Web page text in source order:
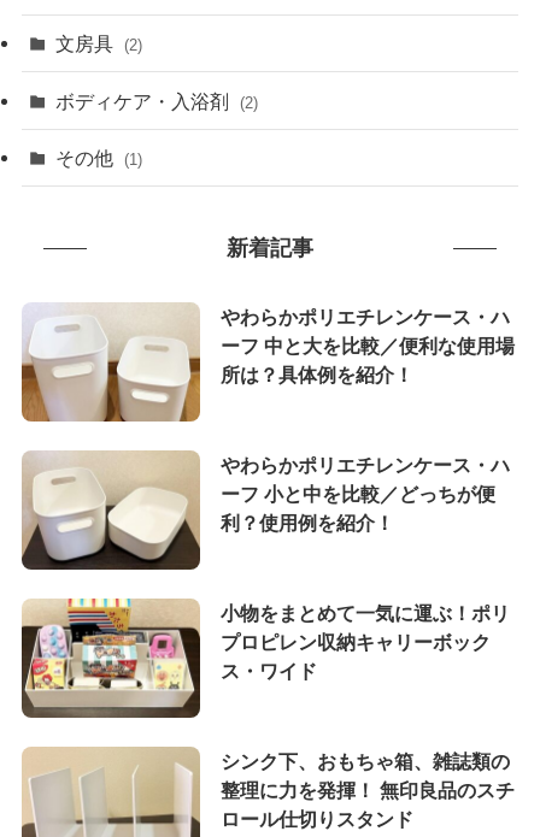
文房具 (2)
ボディケア・入浴剤 (2)
その他 (1)
新着記事
やわらかポリエチレンケース・ハ
ーフ 中と大を比較／便利な使用場
所は？具体例を紹介！
やわらかポリエチレンケース・ハ
ーフ 小と中を比較／どっちが便
利？使用例を紹介！
小物をまとめて一気に運ぶ！ポリ
プロピレン収納キャリーボック
ス・ワイド
シンク下、おもちゃ箱、雑誌類の
整理に力を発揮！ 無印良品のスチ
ロール仕切りスタンド